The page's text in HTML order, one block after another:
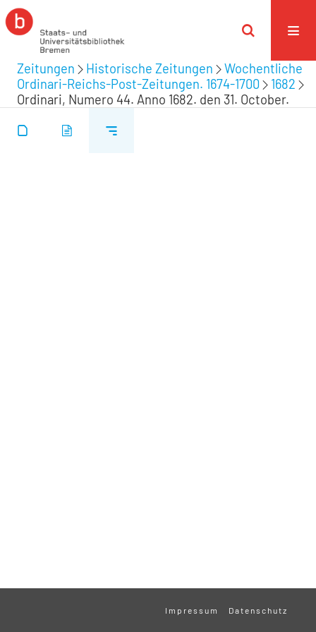
Zeitungen Historische Zeitungen
Wochentliche
Ordinari-Reichs-Post-Zeitungen. 1674-1700
1682
Ordinari, Numero 44. Anno 1682. den 31. October.
Impressum Datenschutz